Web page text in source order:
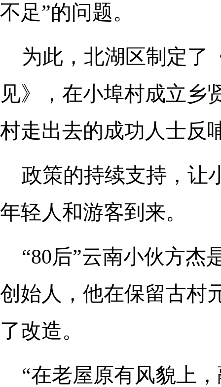
不足”的问题。
为此，北湖区制定了
见》，在小埠村成立乡
村走出去的成功人士反
政策的持续支持，让
年轻人和游客到来。
“80后”云南小伙方杰
创始人，他在保留古村
了改造。
“在老屋原有风貌上